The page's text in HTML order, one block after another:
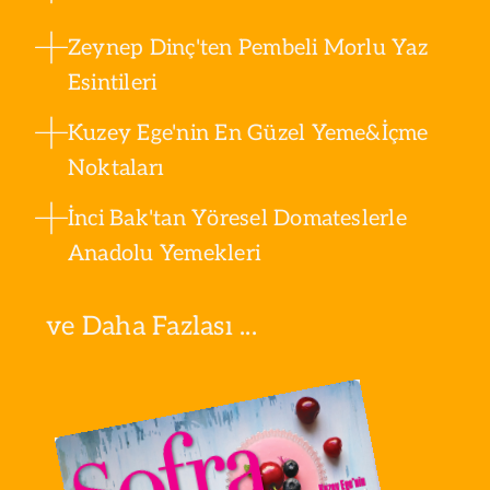
Zeynep Dinç'ten Pembeli Morlu Yaz
Esintileri
Kuzey Ege'nin En Güzel Yeme&İçme
Noktaları
İnci Bak'tan Yöresel Domateslerle
Anadolu Yemekleri
ve Daha Fazlası ...